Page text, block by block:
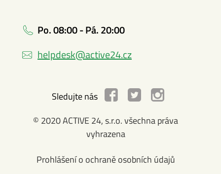
Po. 08:00 - Pá. 20:00
helpdesk@active24.cz
Sledujte nás
© 2020 ACTIVE 24, s.r.o. všechna práva
vyhrazena
Prohlášení o ochraně osobních údajů